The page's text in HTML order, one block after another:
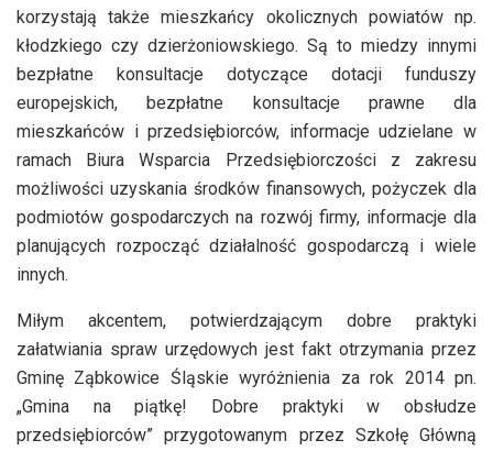
korzystają także mieszkańcy okolicznych powiatów np.
kłodzkiego czy dzierżoniowskiego. Są to miedzy innymi
bezpłatne konsultacje dotyczące dotacji funduszy
europejskich, bezpłatne konsultacje prawne dla
mieszkańców i przedsiębiorców, informacje udzielane w
ramach Biura Wsparcia Przedsiębiorczości z zakresu
możliwości uzyskania środków finansowych, pożyczek dla
podmiotów gospodarczych na rozwój firmy, informacje dla
planujących rozpocząć działalność gospodarczą i wiele
innych.
Miłym akcentem, potwierdzającym dobre praktyki
załatwiania spraw urzędowych jest fakt otrzymania przez
Gminę Ząbkowice Śląskie wyróżnienia za rok 2014 pn.
„Gmina na piątkę! Dobre praktyki w obsłudze
przedsiębiorców” przygotowanym przez Szkołę Główną